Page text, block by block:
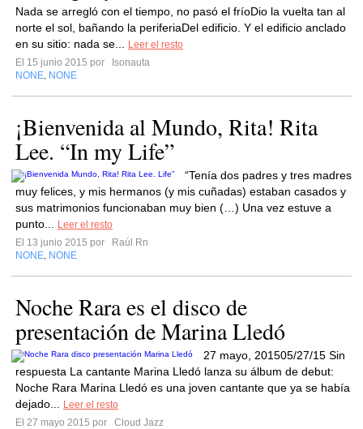
Nada se arregló con el tiempo, no pasó el fríoDio la vuelta tan al
norte el sol, bañando la periferiaDel edificio. Y el edificio anclado
en su sitio: nada se...
Leer el resto
El 15 junio 2015 por
Isonauta
NONE NONE
¡Bienvenida al Mundo, Rita! Rita
Lee. “In my Life”
“Tenía dos padres y tres madres
muy felices, y mis hermanos (y mis cuñadas) estaban casados y
sus matrimonios funcionaban muy bien (…) Una vez estuve a
punto...
Leer el resto
El 13 junio 2015 por
Raúl Rn
NONE NONE
Noche Rara es el disco de
presentación de Marina Lledó
27 mayo, 201505/27/15 Sin
respuesta La cantante Marina Lledó lanza su álbum de debut:
Noche Rara Marina Lledó es una joven cantante que ya se había
dejado...
Leer el resto
El 27 mayo 2015 por
Cloud Jazz